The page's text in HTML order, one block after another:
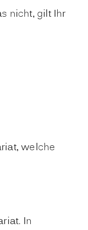
nicht, gilt Ihr
welche
In